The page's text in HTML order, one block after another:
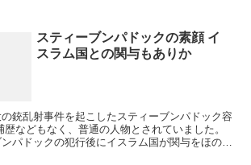
スティーブンパドックの素顔 イ
スラム国との関与もありか
銃乱射事件を起こしたスティーブンパドック容
などもなく、普通の人物とされていました。
パドックの犯行後にイスラム国が関与をほのめ